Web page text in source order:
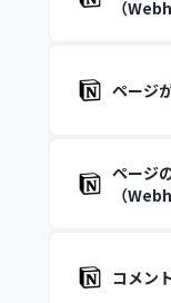
（
ページ
ページ
（
コメン